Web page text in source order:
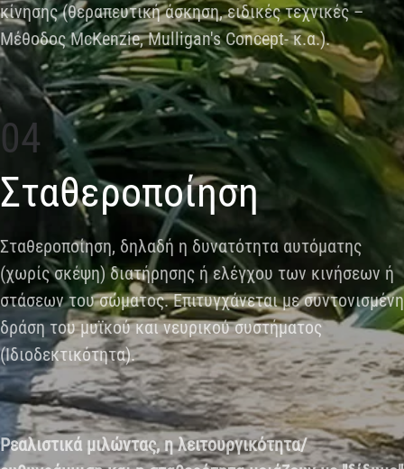
κίνησης (θεραπευτική άσκηση, ειδικές τεχνικές –
Μέθοδος McKenzie, Mulligan's Concept- κ.α.).
04
Σταθεροποίηση
Σταθεροποίηση, δηλαδή η δυνατότητα αυτόματης
(χωρίς σκέψη) διατήρησης ή ελέγχου των κινήσεων ή
στάσεων του σώματος. Επιτυγχάνεται με συντονισμένη
δράση του μυϊκού και νευρικού συστήματος
(Ιδιοδεκτικότητα).
Ρεαλιστικά μιλώντας, η λειτουργικότητα/